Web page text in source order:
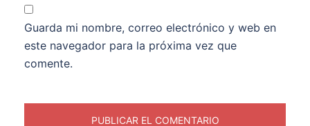
Guarda mi nombre, correo electrónico y web en
este navegador para la próxima vez que
comente.